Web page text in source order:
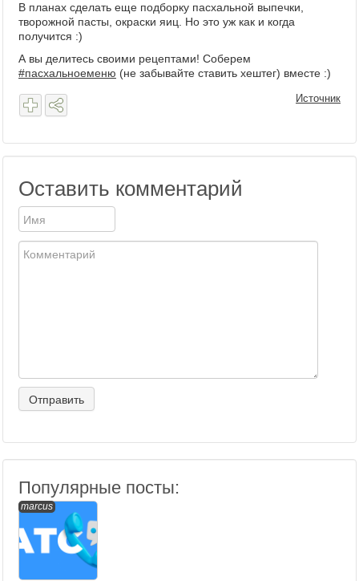
В планах сделать еще подборку пасхальной выпечки,
творожной пасты, окраски яиц. Но это уж как и когда
получится :)
А вы делитесь своими рецептами! Соберем
#пасхальноеменю (не забывайте ставить хештег) вместе :)
Источник
Оставить комментарий
Популярные посты:
marcus